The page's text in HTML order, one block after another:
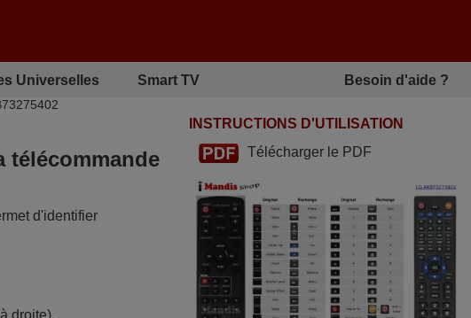
Universelles Smart TV Besoin d'aide ?
télécommande
d'identifier
droite).
INSTRUCTIONS D'UTILISATION
Télécharger le PDF